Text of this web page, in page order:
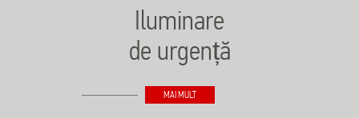
Iluminare
de urgență
MAI MULT